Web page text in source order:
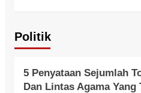
Politik
Politik
5 Penyataan Sejumlah
Dan Lintas Agama Yang